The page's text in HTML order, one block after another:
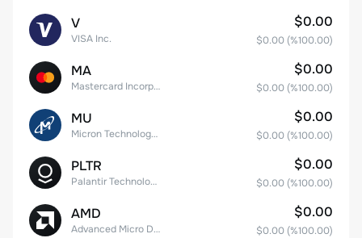
V
VISA Inc.
$0.00
$0.00 (%100.00)
MA
Mastercard Incorporated
$0.00
$0.00 (%100.00)
MU
Micron Technology, Inc.
$0.00
$0.00 (%100.00)
PLTR
Palantir Technologies Inc. Class A Common Stock
$0.00
$0.00 (%100.00)
AMD
Advanced Micro Devices
$0.00
$0.00 (%100.00)